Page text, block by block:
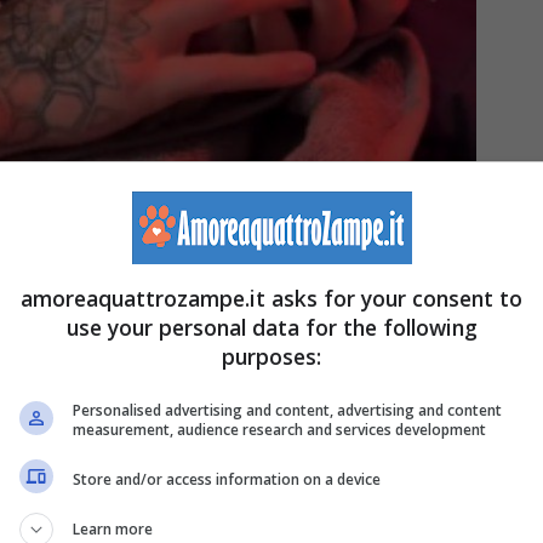
– Amoreaquattrozampe.it
un cucciolo nato morto, mentre si trovava a
Francese. A differenza di ciò che si crede e anche se
parto, il Bulldog Francese può partorire in modo
cucciolata del Bulldog Francese e
cesareo nel cane: quando è necessario e i rischi
amoreaquattrozampe.it asks for your consent to
use your personal data for the following
purposes:
Personalised advertising and content, advertising and content
measurement, audience research and services development
Store and/or access information on a device
Learn more